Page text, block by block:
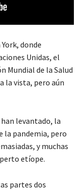
donde
Unidas, el
Mundial de la Salud
la vista, pero aún
levantado, la
la pandemia, pero
y muchas
etíope.
partes dos